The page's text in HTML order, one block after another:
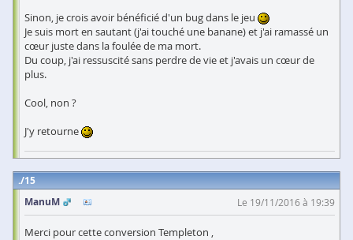
Sinon, je crois avoir bénéficié d'un bug dans le jeu
Je suis mort en sautant (j'ai touché une banane) et j'ai ramassé un
cœur juste dans la foulée de ma mort.
Du coup, j'ai ressuscité sans perdre de vie et j'avais un cœur de
plus.
Cool, non ?
J'y retourne
15
ManuM
Le 19/11/2016 à 19:39
Merci pour cette conversion Templeton ,